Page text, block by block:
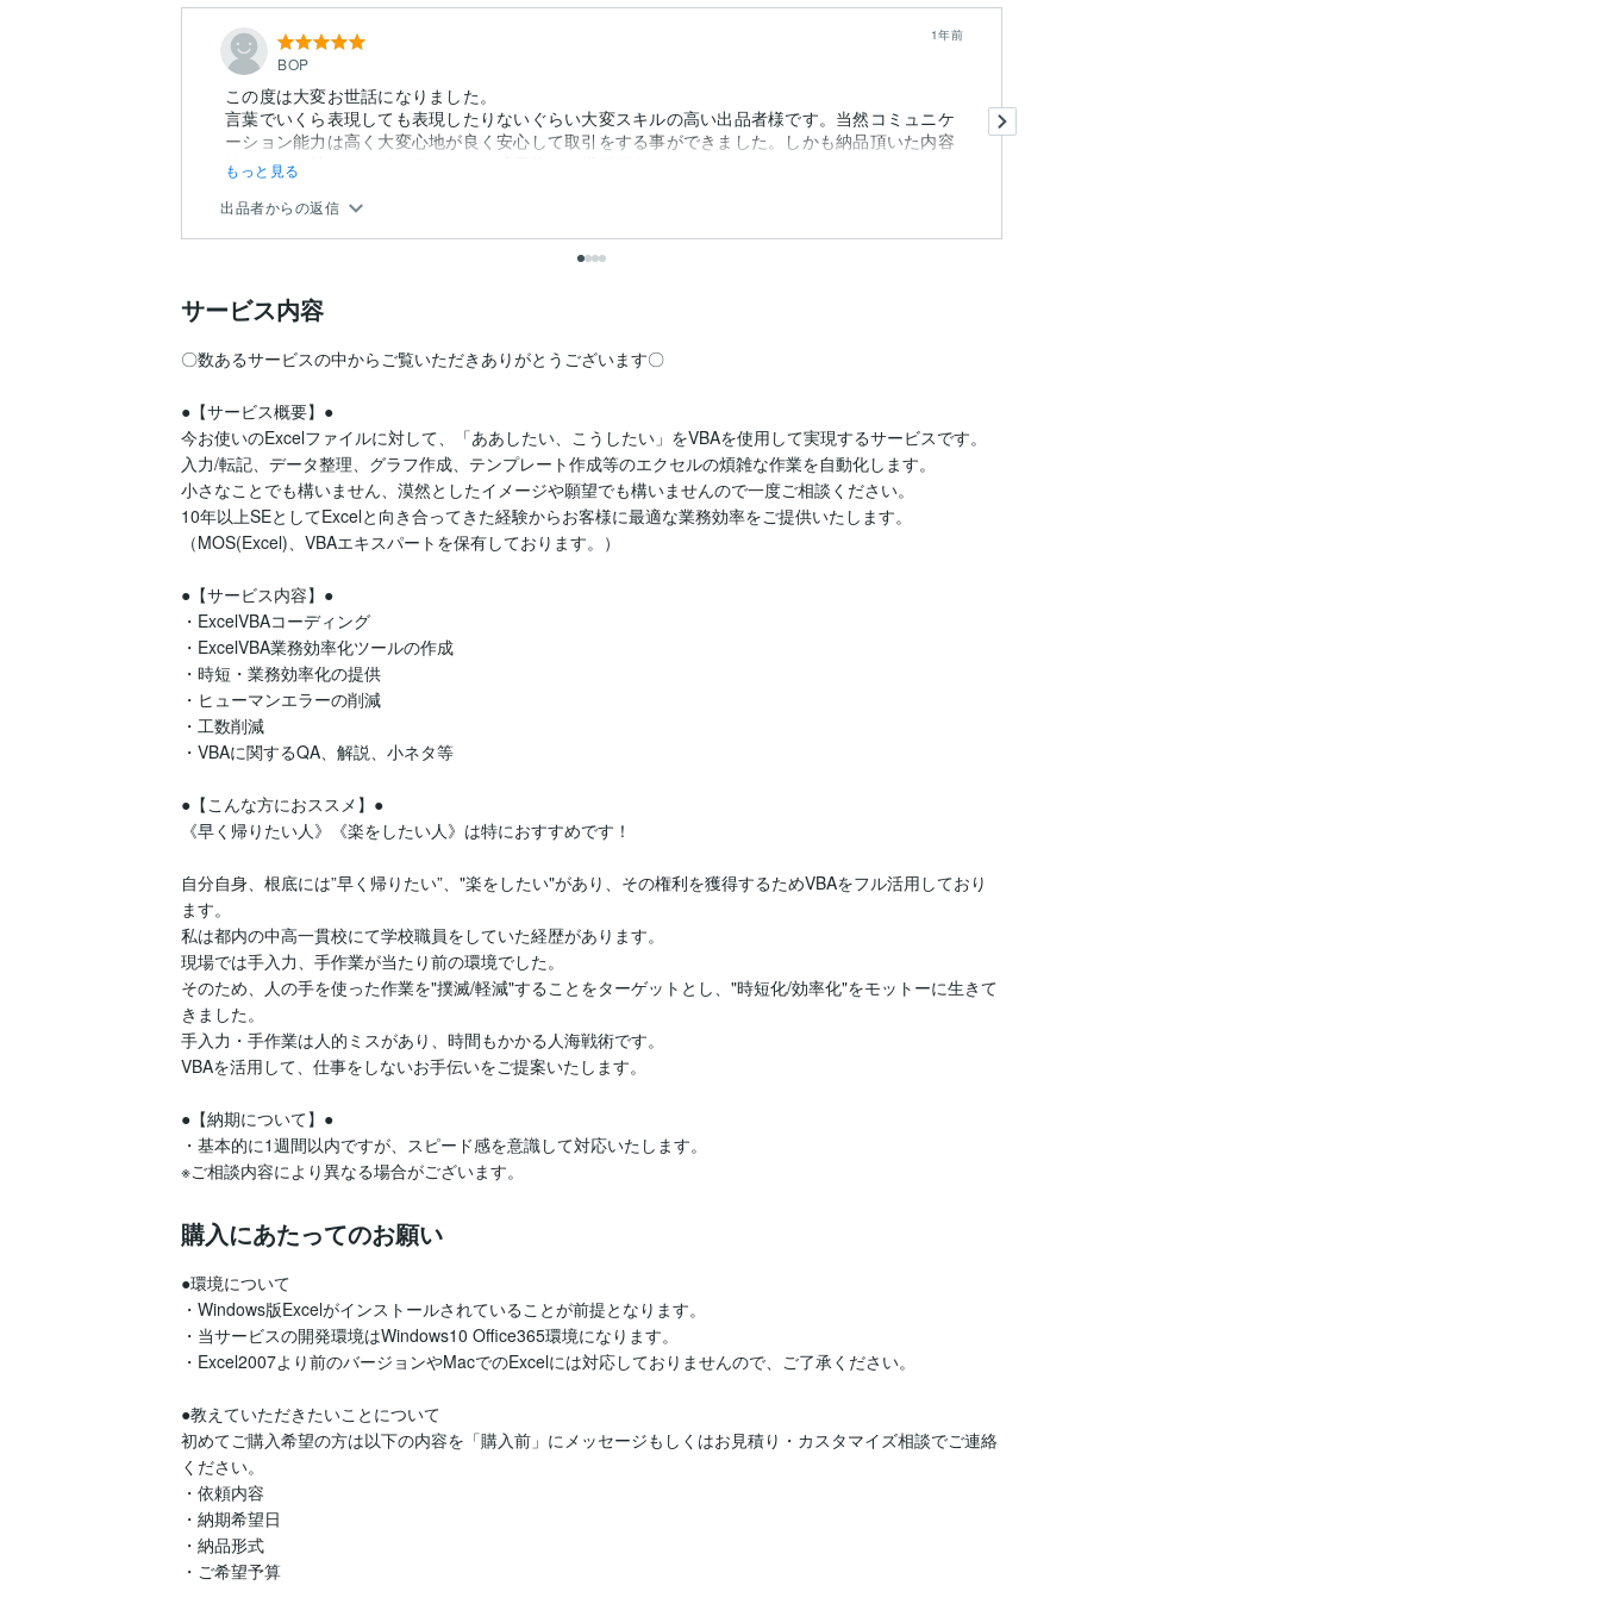
BOP
1年前
この度は大変お世話になりました。
言葉でいくら表現しても表現したりないぐらい大変スキルの高い出品者様です。当然コミュニケ
ーション能力は高く大変心地が良く安心して取引をする事ができました。しかも納品頂いた内容
は、まさに神がかっているレベルの成果物をご提供頂きま...
もっと見る
出品者からの返信
サービス内容
〇数あるサービスの中からご覧いただきありがとうございます〇
●【サービス概要】●
今お使いのExcelファイルに対して、「ああしたい、こうしたい」をVBAを使用して実現するサービスです。
入力/転記、データ整理、グラフ作成、テンプレート作成等のエクセルの煩雑な作業を自動化します。
小さなことでも構いません、漠然としたイメージや願望でも構いませんので一度ご相談ください。
10年以上SEとしてExcelと向き合ってきた経験からお客様に最適な業務効率をご提供いたします。
（MOS(Excel)、VBAエキスパートを保有しております。）
●【サービス内容】●
・ExcelVBAコーディング
・ExcelVBA業務効率化ツールの作成
・時短・業務効率化の提供
・ヒューマンエラーの削減
・工数削減
・VBAに関するQA、解説、小ネタ等
●【こんな方におススメ】●
《早く帰りたい人》《楽をしたい人》は特におすすめです！
自分自身、根底には”早く帰りたい”、"楽をしたい"があり、その権利を獲得するためVBAをフル活用しており
ます。
私は都内の中高一貫校にて学校職員をしていた経歴があります。
現場では手入力、手作業が当たり前の環境でした。
そのため、人の手を使った作業を"撲滅/軽減"することをターゲットとし、"時短化/効率化"をモットーに生きて
きました。
手入力・手作業は人的ミスがあり、時間もかかる人海戦術です。
VBAを活用して、仕事をしないお手伝いをご提案いたします。
●【納期について】●
・基本的に1週間以内ですが、スピード感を意識して対応いたします。
購入にあたってのお願い
●環境について
・Windows版Excelがインストールされていることが前提となります。
・当サービスの開発環境はWindows10 Office365環境になります。
・Excel2007より前のバージョンやMacでのExcelには対応しておりませんので、ご了承ください。
●教えていただきたいことについて
初めてご購入希望の方は以下の内容を「購入前」にメッセージもしくはお見積り・カスタマイズ相談でご連絡
ください。
・依頼内容
・納期希望日
・納品形式
・ご希望予算